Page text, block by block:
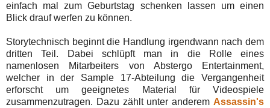
einfach mal zum Geburtstag schenken lassen um einen
Blick drauf werfen zu können.
Storytechnisch beginnt die Handlung irgendwann nach dem
dritten Teil. Dabei schlüpft man in die Rolle eines
namenlosen Mitarbeiters von Abstergo Entertainment,
welcher in der Sample 17-Abteilung die Vergangenheit
erforscht um geeignetes Material für Videospiele
zusammenzutragen. Dazu zählt unter anderem Assassin's